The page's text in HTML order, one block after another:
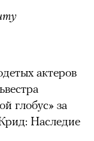
актеров
глобус» за
Наследие